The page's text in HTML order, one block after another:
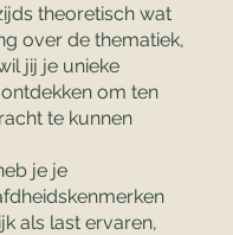
theoretisch wat
over de thematiek,
jij je unieke
om ten
te kunnen
je je
als last ervaren,